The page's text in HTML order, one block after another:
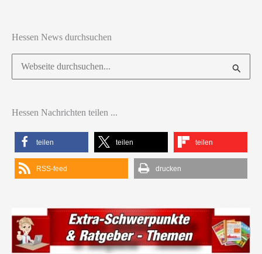
Hessen News durchsuchen
Suchen
nach:
Hessen Nachrichten teilen ...
teilen teilen teilen
RSS-feed drucken